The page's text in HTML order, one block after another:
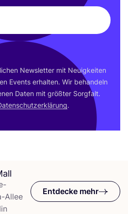
Allee
Entdecke mehr
News­let­ter mit Neu­ig­kei­ten
Events erhal­ten. Wir behan­deln
Daten mit größ­ter Sorg­falt.
.